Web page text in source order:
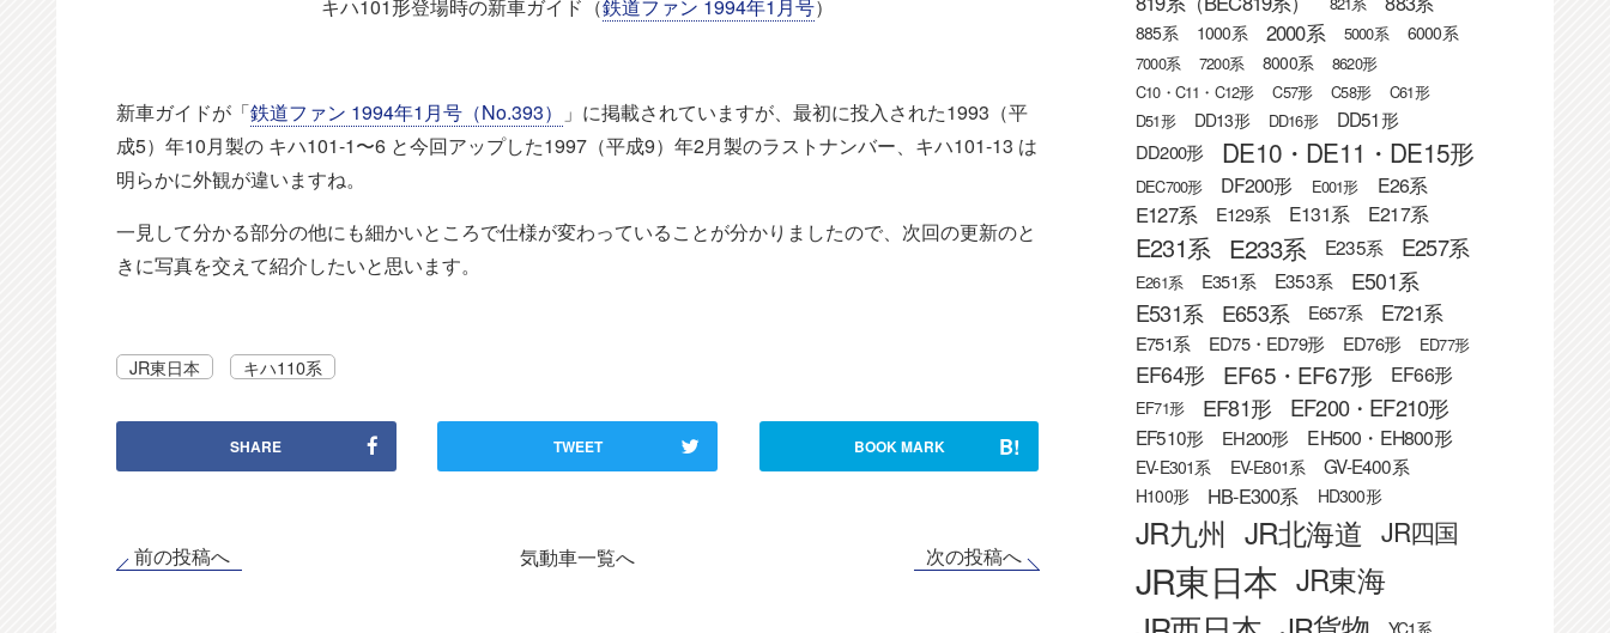
キハ101形登場時の新車ガイド（鉄道ファン 1994年1月号）
新車ガイドが「鉄道ファン 1994年1月号（No.393）
」に掲載されていますが、最初に投入された1993（平
成5）年10月製の キハ101-1〜6 と今回アップした1997（平成9）年2月製のラストナンバー、キハ101-13 は
明らかに外観が違いますね。
一見して分かる部分の他にも細かいところで仕様が変わっていることが分かりましたので、次回の更新のと
きに写真を交えて紹介したいと思います。
JR東日本 キハ110系
SHARE TWEET BOOK MARK B!
前の投稿へ 気動車一覧へ 次の投稿へ
885系 1000系 2000系 5000系 6000系
7000系 7200系 8000系
8620形
C10・C11・C12形
C57形 C58形
C61形
D51形
DD13形 DD16形 DD51形
DD200形 DE10・DE11・DE15形
DEC700形 DF200形 E001形 E26系
E127系 E129系 E131系 E217系
E231系 E233系 E235系 E257系
E261系 E351系 E353系 E501系
E531系 E653系 E657系 E721系
E751系 ED75・ED79形 ED76形 ED77形
EF64形 EF65・EF67形 EF66形
EF71形 EF81形 EF200・EF210形
EF510形 EH200形 EH500・EH800形
EV-E301系 EV-E801系 GV-E400系
H100形 HB-E300系 HD300形
JR九州 JR北海道 JR四国
JR東日本 JR東海
YC1系